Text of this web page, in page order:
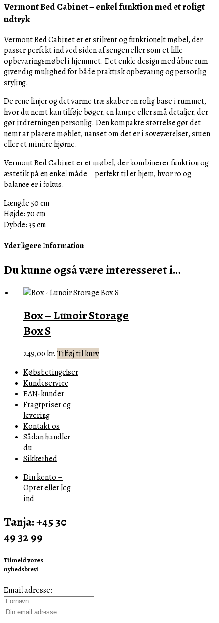
Vermont Bed Cabinet – enkel funktion med et roligt
udtryk
Vermont Bed Cabinet er et stilrent og funktionelt møbel, der
passer perfekt ind ved siden af sengen eller som et lille
opbevaringsmøbel i hjemmet. Det enkle design med åbne rum
giver dig mulighed for både praktisk opbevaring og personlig
styling.
De rene linjer og det varme træ skaber en rolig base i rummet,
hvor du nemt kan tilføje bøger, en lampe eller små detaljer, der
gør indretningen personlig. Den kompakte størrelse gør det
nemt at placere møblet, uanset om det er i soveværelset, stuen
eller et mindre hjørne.
Vermont Bed Cabinet er et møbel, der kombinerer funktion og
æstetik på en enkel måde – perfekt til et hjem, hvor ro og
balance er i fokus.
Længde 50 cm
Højde: 70 cm
Dybde: 35 cm
Yderligere Information
Du kunne også være interesseret i…
Box – Lunoir Storage
Box S
249,00kr. Tilføj til kurv
Købsbetingelser
Kundeservice
EAN-kunder
Fragtpriser og
levering
Kontakt os
Sådan handler
du
Sikkerhed
Din konto –
Opret eller log
ind
Tanja: +45 30
49 32 99
Tilmeld vores
nyhedsbrev!
Email adresse: